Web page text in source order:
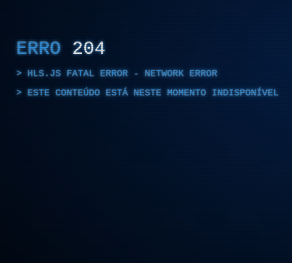
ERRO 204
HLS.JS FATAL ERROR - NETWORK ERROR
ESTE CONTEÚDO ESTÁ NESTE MOMENTO INDISPONÍVEL